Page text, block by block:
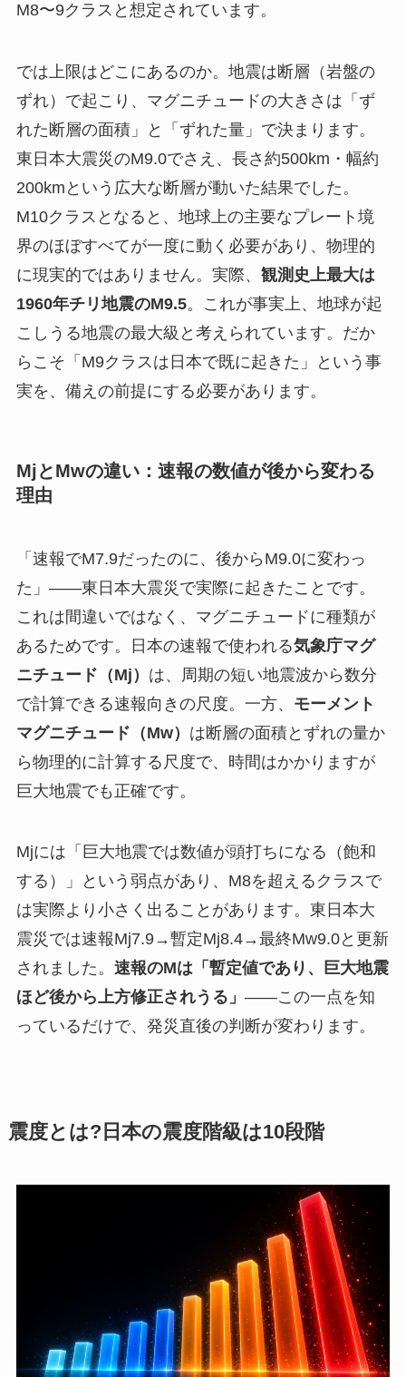
M8〜9クラスと想定されています。
では上限はどこにあるのか。地震は断層（岩盤の
ずれ）で起こり、マグニチュードの大きさは「ず
れた断層の面積」と「ずれた量」で決まります。
東日本大震災のM9.0でさえ、長さ約500km・幅約
200kmという広大な断層が動いた結果でした。
M10クラスとなると、地球上の主要なプレート境
界のほぼすべてが一度に動く必要があり、物理的
に現実的ではありません。実際、 観測史上最大は
1960年チリ地震のM9.5。これが事実上、地球が起
こしうる地震の最大級と考えられています。だか
らこそ「M9クラスは日本で既に起きた」という事
実を、備えの前提にする必要があります。
MjとMwの違い：速報の数値が後から変わる
理由
「速報でM7.9だったのに、後からM9.0に変わっ
た」——東日本大震災で実際に起きたことです。
これは間違いではなく、マグニチュードに種類が
あるためです。日本の速報で使われる気象庁マグ
ニチュード（Mj） は、周期の短い地震波から数分
で計算できる速報向きの尺度。一方、 モーメント
マグニチュード（Mw） は断層の面積とずれの量か
ら物理的に計算する尺度で、時間はかかりますが
巨大地震でも正確です。
Mjには「巨大地震では数値が頭打ちになる（飽和
する）」という弱点があり、M8を超えるクラスで
は実際より小さく出ることがあります。東日本大
震災では速報Mj7.9→暫定Mj8.4→最終Mw9.0と更新
されました。 速報のMは「暫定値であり、巨大地震
ほど後から上方修正されうる」 ——この一点を知
っているだけで、発災直後の判断が変わります。
震度とは?日本の震度階級は10段階